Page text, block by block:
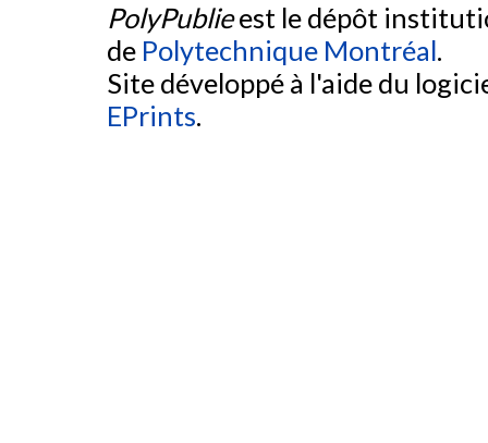
PolyPublieest le dépôt
de Polytechnique Montréal.
Site développé à l'aide du
EPrints.